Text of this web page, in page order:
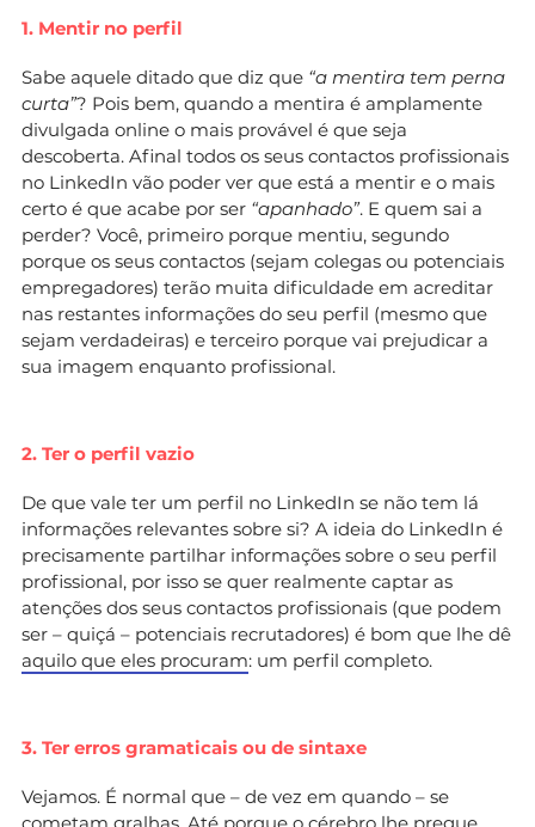
1. Mentir no perfil
Sabe aquele ditado que diz que “a mentira tem perna
curta”? Pois bem, quando a mentira é amplamente
divulgada online o mais provável é que seja
descoberta. Afinal todos os seus contactos profissionais
no LinkedIn vão poder ver que está a mentir e o mais
certo é que acabe por ser “apanhado”. E quem sai a
perder? Você, primeiro porque mentiu, segundo
porque os seus contactos (sejam colegas ou potenciais
empregadores) terão muita dificuldade em acreditar
nas restantes informações do seu perfil (mesmo que
sejam verdadeiras) e terceiro porque vai prejudicar a
sua imagem enquanto profissional.
2. Ter o perfil vazio
De que vale ter um perfil no LinkedIn se não tem lá
informações relevantes sobre si? A ideia do LinkedIn é
precisamente partilhar informações sobre o seu perfil
profissional, por isso se quer realmente captar as
atenções dos seus contactos profissionais (que podem
ser – quiçá – potenciais recrutadores) é bom que lhe dê
aquilo que eles procuram: um perfil completo.
3. Ter erros gramaticais ou de sintaxe
Vejamos. É normal que – de vez em quando – se
cometam gralhas. Até porque o cérebro lhe pregue